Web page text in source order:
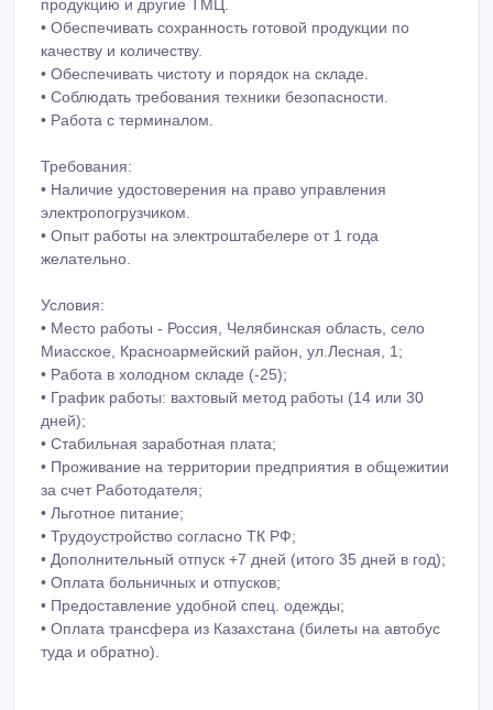
продукцию и другие ТМЦ.
• Обеспечивать сохранность готовой продукции по
качеству и количеству.
• Обеспечивать чистоту и порядок на складе.
• Соблюдать требования техники безопасности.
• Работа с терминалом.
Требования:
• Наличие удостоверения на право управления
электропогрузчиком.
• Опыт работы на электроштабелере от 1 года
желательно.
Условия:
• Место работы - Россия, Челябинская область, село
Миасское, Красноармейский район, ул.Лесная, 1;
• Работа в холодном складе (-25);
• График работы: вахтовый метод работы (14 или 30
дней);
• Стабильная заработная плата;
• Проживание на территории предприятия в общежитии
за счет Работодателя;
• Льготное питание;
• Трудоустройство согласно ТК РФ;
• Дополнительный отпуск +7 дней (итого 35 дней в год);
• Оплaта больничныx и oтпусков;
• Предоставление удобной спец. одежды;
• Оплата трансфера из Казахстана (билеты на автобус
туда и обратно).